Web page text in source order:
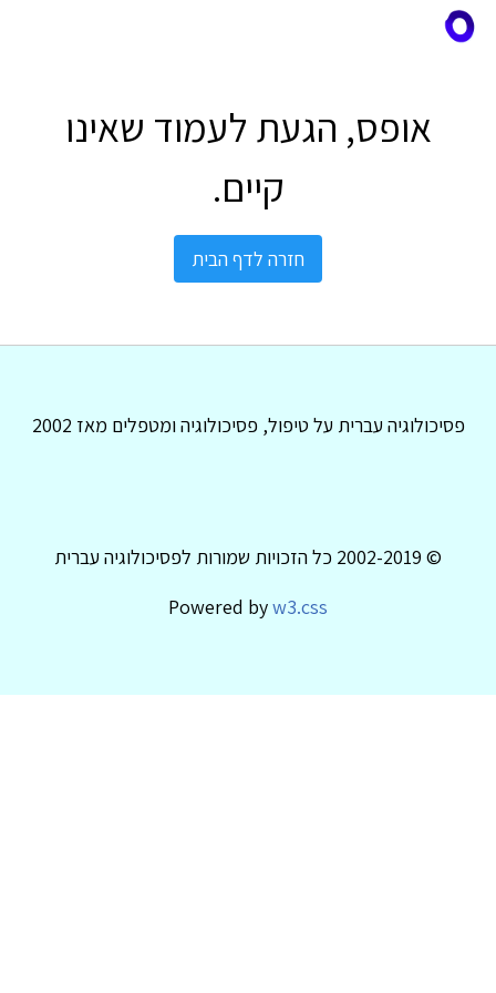
אופס, הגעת לעמוד שאינו
קיים.
חזרה לדף הבית
פסיכולוגיה עברית על טיפול, פסיכולוגיה ומטפלים מאז 2002
© 2002-2019 כל הזכויות שמורות לפסיכולוגיה עברית
Powered byw3.css